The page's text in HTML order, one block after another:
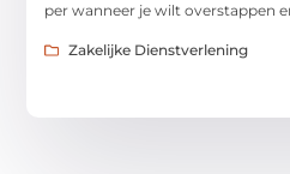
per wanneer je wilt overstappen
Zakelijke Dienstverlening